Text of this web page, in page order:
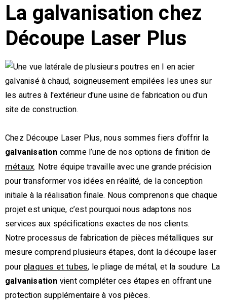
La galvanisation chez
Découpe Laser Plus
Chez Découpe Laser Plus, nous sommes fiers d’offrir la
galvanisation comme l’une de nos options de finition de
métaux. Notre équipe travaille avec une grande précision
pour transformer vos idées en réalité, de la conception
initiale à la réalisation finale. Nous comprenons que chaque
projet est unique, c’est pourquoi nous adaptons nos
services aux spécifications exactes de nos clients.
Notre processus de fabrication de pièces métalliques sur
mesure comprend plusieurs étapes, dont la découpe laser
pour plaques et tubes, le pliage de métal, et la soudure. La
galvanisation vient compléter ces étapes en offrant une
protection supplémentaire à vos pièces.